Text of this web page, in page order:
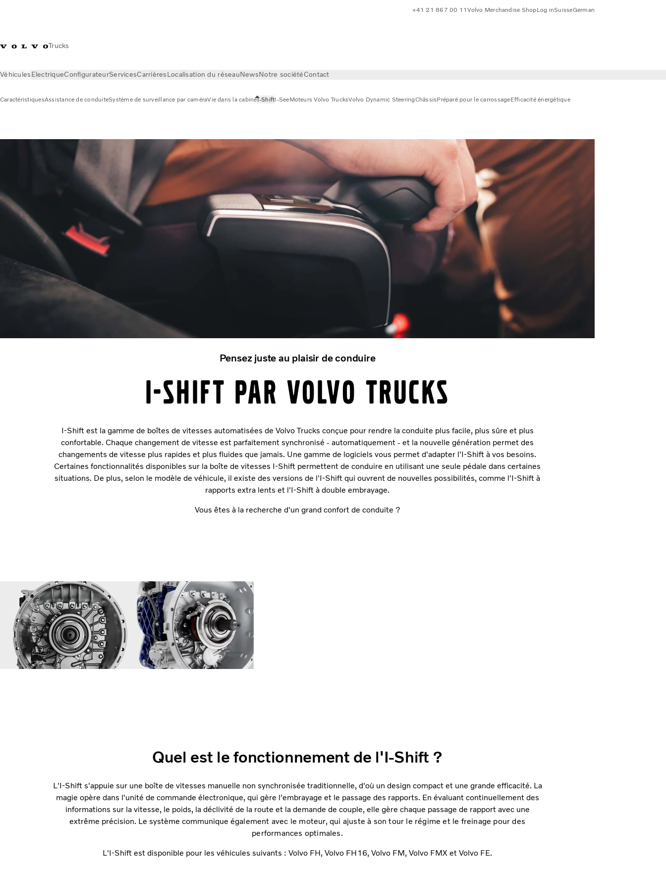
Trucks
+41 21 867 00 11Volvo Merchandise ShopLog inSuisseGerman
VéhiculesElectriqueConfigurateurServicesCarrièresLocalisation du réseauNewsNotre sociétéContact
CaractéristiquesAssistance de conduiteSystème de surveillance par caméraVie dans la cabineI-ShiftI-SeeMoteurs Volvo TrucksVolvo Dynamic SteeringChâssisPréparé pour le carrossageEfficacité énergétique
Pensez juste au plaisir de conduire
I-SHIFT PAR VOLVO TRUCKS
I-Shift est la gamme de boîtes de vitesses automatisées de Volvo Trucks conçue pour rendre la conduite plus facile, plus sûre et plus
confortable. Chaque changement de vitesse est parfaitement synchronisé - automatiquement - et la nouvelle génération permet des
changements de vitesse plus rapides et plus fluides que jamais. Une gamme de logiciels vous permet d'adapter l'I-Shift à vos besoins.
Certaines fonctionnalités disponibles sur la boîte de vitesses I-Shift permettent de conduire en utilisant une seule pédale dans certaines
situations. De plus, selon le modèle de véhicule, il existe des versions de l'I-Shift qui ouvrent de nouvelles possibilités, comme l'I-Shift à
rapports extra lents et l'I-Shift à double embrayage.
Vous êtes à la recherche d'un grand confort de conduite ?
Quel est le fonctionnement de l'I-Shift ?
L'I-Shift s'appuie sur une boîte de vitesses manuelle non synchronisée traditionnelle, d'où un design compact et une grande efficacité. La
magie opère dans l'unité de commande électronique, qui gère l'embrayage et le passage des rapports. En évaluant continuellement des
informations sur la vitesse, le poids, la déclivité de la route et la demande de couple, elle gère chaque passage de rapport avec une
extrême précision. Le système communique également avec le moteur, qui ajuste à son tour le régime et le freinage pour des
performances optimales.
L'I-Shift est disponible pour les véhicules suivants : Volvo FH, Volvo FH16, Volvo FM, Volvo FMX et Volvo FE.